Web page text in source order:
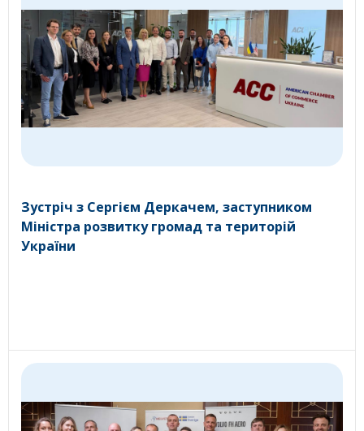
Зустріч з Сергієм Деркачем, заступником
Міністра розвитку громад та територій
України